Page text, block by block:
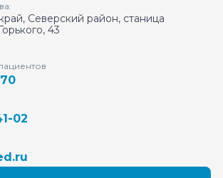
Северский район, станица
43
02